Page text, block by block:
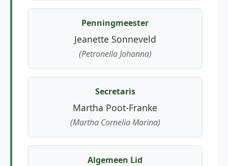
Penningmeester
Jeanette Sonneveld
(Petronella Johanna)
Secretaris
Martha Poot-Franke
(Martha Cornelia Marina)
Algemeen Lid